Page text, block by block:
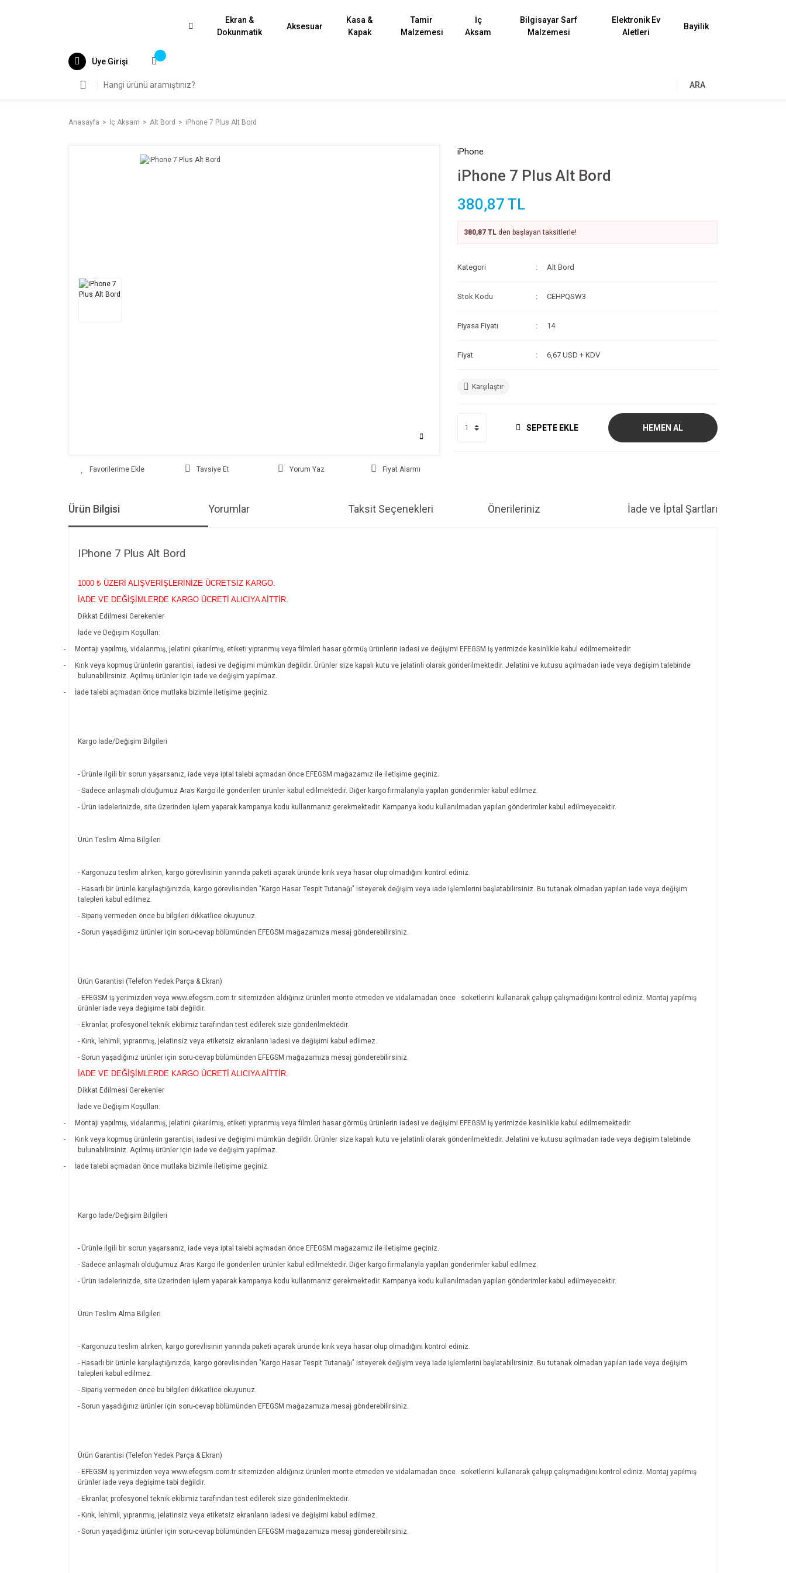
Ekran &
Dokunmatik
Aksesuar
Kasa &
Kapak
Tamir
Malzemesi
İç
Aksam
Bilgisayar Sarf
Malzemesi
Elektronik Ev
Aletleri
Bayilik
Üye Girişi
ARA
Anasayfa İç Aksam Alt Bord iPhone 7 Plus Alt Bord
Tavsiye Et Yorum Yaz Fiyat Alarmı
iPhone
iPhone 7 Plus Alt Bord
380,87 TL
380,87 TL den başlayan taksitlerle!
Kategori Alt Bord
Stok Kodu CEHPQSW3
Piyasa Fiyatı 14
Fiyat 6,67 USD + KDV
Karşılaştır
SEPETE EKLE HEMEN AL
Ürün Bilgisi Yorumlar Taksit Seçenekleri Önerileriniz İade ve İptal Şartları
IPhone 7 Plus Alt Bord
1000 ₺ ÜZERİ ALIŞVERİŞLERİNİZE ÜCRETSİZ KARGO.
İADE VE DEĞİŞİMLERDE KARGO ÜCRETİ ALICIYA AİTTİR.
Dikkat Edilmesi Gerekenler
İade ve Değişim Koşulları:
-
Montajı yapılmış, vidalanmış, jelatini çıkarılmış, etiketi yıpranmış veya filmleri hasar görmüş ürünlerin iadesi ve değişimi EFEGSM iş yerimizde kesinlikle kabul edilmemektedir.
-
Kırık veya kopmuş ürünlerin garantisi, iadesi ve değişimi mümkün değildir. Ürünler size kapalı kutu ve jelatinli olarak gönderilmektedir. Jelatini ve kutusu açılmadan iade veya değişim talebinde
bulunabilirsiniz. Açılmış ürünler için iade ve değişim yapılmaz.
-
İade talebi açmadan önce mutlaka bizimle iletişime geçiniz.
Kargo İade/Değişim Bilgileri
- Ürünle ilgili bir sorun yaşarsanız, iade veya iptal talebi açmadan önce EFEGSM mağazamız ile iletişime geçiniz.
- Sadece anlaşmalı olduğumuz Aras Kargo ile gönderilen ürünler kabul edilmektedir. Diğer kargo firmalarıyla yapılan gönderimler kabul edilmez.
- Ürün iadelerinizde, site üzerinden işlem yaparak kampanya kodu kullanmanız gerekmektedir. Kampanya kodu kullanılmadan yapılan gönderimler kabul edilmeyecektir.
Ürün Teslim Alma Bilgileri
- Kargonuzu teslim alırken, kargo görevlisinin yanında paketi açarak üründe kırık veya hasar olup olmadığını kontrol ediniz.
- Hasarlı bir ürünle karşılaştığınızda, kargo görevlisinden "Kargo Hasar Tespit Tutanağı" isteyerek değişim veya iade işlemlerini başlatabilirsiniz. Bu tutanak olmadan yapılan iade veya değişim
talepleri kabul edilmez.
- Sipariş vermeden önce bu bilgileri dikkatlice okuyunuz.
- Sorun yaşadığınız ürünler için soru-cevap bölümünden EFEGSM mağazamıza mesaj gönderebilirsiniz.
Ürün Garantisi (Telefon Yedek Parça & Ekran)
- EFEGSM iş yerimizden veya www.efegsm.com.tr sitemizden aldığınız ürünleri monte etmeden ve vidalamadan önce
soketlerini kullanarak çalışıp çalışmadığını kontrol ediniz. Montaj yapılmış
ürünler iade veya değişime tabi değildir.
- Ekranlar, profesyonel teknik ekibimiz tarafından test edilerek size gönderilmektedir.
- Kırık, lehimli, yıpranmış, jelatinsiz veya etiketsiz ekranların iadesi ve değişimi kabul edilmez.
- Sorun yaşadığınız ürünler için soru-cevap bölümünden EFEGSM mağazamıza mesaj gönderebilirsiniz.
İADE VE DEĞİŞİMLERDE KARGO ÜCRETİ ALICIYA AİTTİR.
Dikkat Edilmesi Gerekenler
İade ve Değişim Koşulları:
-
Montajı yapılmış, vidalanmış, jelatini çıkarılmış, etiketi yıpranmış veya filmleri hasar görmüş ürünlerin iadesi ve değişimi EFEGSM iş yerimizde kesinlikle kabul edilmemektedir.
-
Kırık veya kopmuş ürünlerin garantisi, iadesi ve değişimi mümkün değildir. Ürünler size kapalı kutu ve jelatinli olarak gönderilmektedir. Jelatini ve kutusu açılmadan iade veya değişim talebinde
bulunabilirsiniz. Açılmış ürünler için iade ve değişim yapılmaz.
-
İade talebi açmadan önce mutlaka bizimle iletişime geçiniz.
Kargo İade/Değişim Bilgileri
- Ürünle ilgili bir sorun yaşarsanız, iade veya iptal talebi açmadan önce EFEGSM mağazamız ile iletişime geçiniz.
- Sadece anlaşmalı olduğumuz Aras Kargo ile gönderilen ürünler kabul edilmektedir. Diğer kargo firmalarıyla yapılan gönderimler kabul edilmez.
- Ürün iadelerinizde, site üzerinden işlem yaparak kampanya kodu kullanmanız gerekmektedir. Kampanya kodu kullanılmadan yapılan gönderimler kabul edilmeyecektir.
Ürün Teslim Alma Bilgileri
- Kargonuzu teslim alırken, kargo görevlisinin yanında paketi açarak üründe kırık veya hasar olup olmadığını kontrol ediniz.
- Hasarlı bir ürünle karşılaştığınızda, kargo görevlisinden "Kargo Hasar Tespit Tutanağı" isteyerek değişim veya iade işlemlerini başlatabilirsiniz. Bu tutanak olmadan yapılan iade veya değişim
talepleri kabul edilmez.
- Sipariş vermeden önce bu bilgileri dikkatlice okuyunuz.
- Sorun yaşadığınız ürünler için soru-cevap bölümünden EFEGSM mağazamıza mesaj gönderebilirsiniz.
Ürün Garantisi (Telefon Yedek Parça & Ekran)
- EFEGSM iş yerimizden veya www.efegsm.com.tr sitemizden aldığınız ürünleri monte etmeden ve vidalamadan önce
soketlerini kullanarak çalışıp çalışmadığını kontrol ediniz. Montaj yapılmış
ürünler iade veya değişime tabi değildir.
- Ekranlar, profesyonel teknik ekibimiz tarafından test edilerek size gönderilmektedir.
- Kırık, lehimli, yıpranmış, jelatinsiz veya etiketsiz ekranların iadesi ve değişimi kabul edilmez.
- Sorun yaşadığınız ürünler için soru-cevap bölümünden EFEGSM mağazamıza mesaj gönderebilirsiniz.